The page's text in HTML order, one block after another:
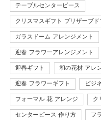
テーブルセンターピース
クリスマスギフト プリザーブド
ガラスドーム アレンジメント
迎春 フラワーアレンジメント
迎春ギフト 和の花材 アレ
迎春 フラワーギフト ビジ
フォーマル 花 アレンジ ク
センターピース 作り方 フ